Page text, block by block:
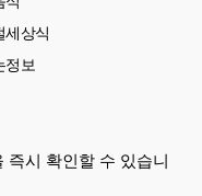
세상식
정보
즉시 확인할 수 있습니